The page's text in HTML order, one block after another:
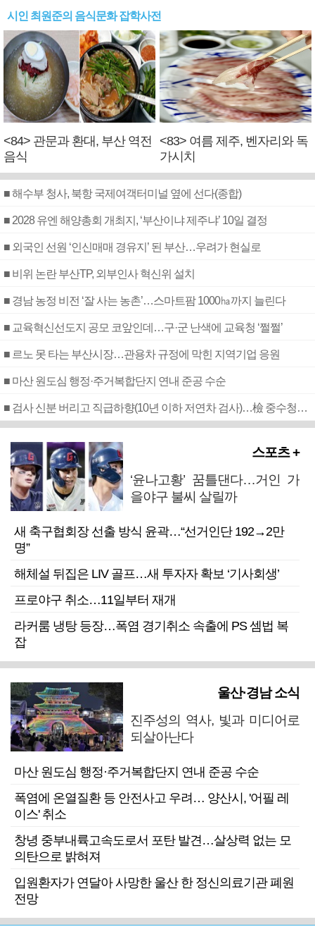
시인 최원준의 음식문화 잡학사전
<84> 관문과 환대, 부산 역전
음식
<83> 여름 제주, 벤자리와 독
가시치
■ 해수부 청사, 북항 국제여객터미널 옆에 선다(종합)
■ 2028 유엔 해양총회 개최지, ‘부산이냐 제주냐’ 10일 결정
■ 외국인 선원 ‘인신매매 경유지’ 된 부산…우려가 현실로
■ 비위 논란 부산TP, 외부인사 혁신위 설치
■ 경남 농정 비전 ‘잘 사는 농촌’…스마트팜 1000㏊까지 늘린다
■ 교육혁신선도지 공모 코앞인데…구·군 난색에 교육청 ‘쩔쩔’
■ 르노 못 타는 부산시장…관용차 규정에 막힌 지역기업 응원
■ 마산 원도심 행정·주거복합단지 연내 준공 수순
■ 검사 신분 버리고 직급하향(10년 이하 저연차 검사)…檢 중수청행 기피
스포츠 +
‘윤나고황’ 꿈틀댄다…거인 가
을야구 불씨 살릴까
새 축구협회장 선출 방식 윤곽…“선거인단 192→2만
명”
해체설 뒤집은 LIV 골프…새 투자자 확보 ‘기사회생’
프로야구 취소…11일부터 재개
라커룸 냉탕 등장…폭염 경기취소 속출에 PS 셈법 복
잡
울산·경남 소식
진주성의 역사, 빛과 미디어로
되살아난다
마산 원도심 행정·주거복합단지 연내 준공 수순
폭염에 온열질환 등 안전사고 우려… 양산시, '어필 레
이스' 취소
창녕 중부내륙고속도로서 포탄 발견…살상력 없는 모
의탄으로 밝혀져
입원환자가 연달아 사망한 울산 한 정신의료기관 폐원
전망